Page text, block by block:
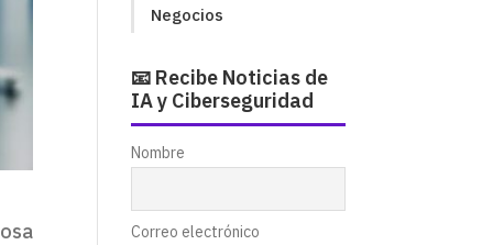
Negocios
📧 Recibe Noticias de
IA y Ciberseguridad
Nombre
Correo electrónico